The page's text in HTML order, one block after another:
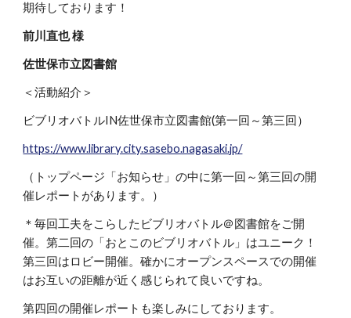
期待しております！
前川直也 様
佐世保市立図書館
＜活動紹介＞
ビブリオバトルIN佐世保市立図書館(第一回～第三回）
https://www.library.city.sasebo.nagasaki.jp/
（トップページ「お知らせ」の中に第一回～第三回の開
催レポートがあります。）
＊毎回工夫をこらしたビブリオバトル＠図書館をご開
催。第二回の「おとこのビブリオバトル」はユニーク！
第三回はロビー開催。確かにオープンスペースでの開催
はお互いの距離が近く感じられて良いですね。
第四回の開催レポートも楽しみにしております。